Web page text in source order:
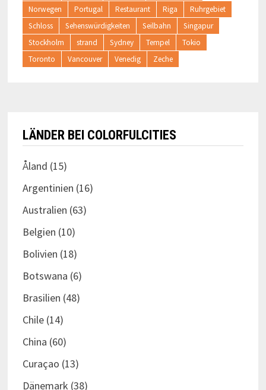
Norwegen
Portugal Restaurant Riga
Ruhrgebiet
Schloss
Sehenswürdigkeiten Seilbahn
Singapur
Stockholm
strand Sydney Tempel
Tokio
Toronto
Vancouver Venedig Zeche
LÄNDER BEI COLORFULCITIES
Åland (15)
Argentinien (16)
Australien (63)
Belgien (10)
Bolivien (18)
Botswana (6)
Brasilien (48)
Chile(14)
China (60)
Curaçao (13)
Dänemark (38)